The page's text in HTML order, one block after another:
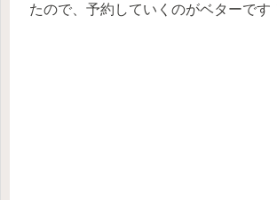
たので、予約していくのがベターです